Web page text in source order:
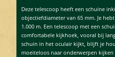
Deze telescoop heeft een schuine
objectiefdiameter van 65 mm. Je
1.000 m. Een telescoop met een
comfortabele kijkhoek, vooral bij
schuin in het oculair kijkt, blijft je
moeiteloos naar onderwerpen